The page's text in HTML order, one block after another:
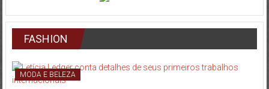
FASHION
MODA E BELEZA